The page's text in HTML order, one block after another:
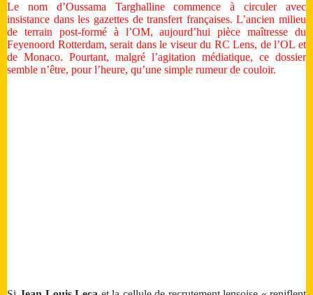
Le nom d’Oussama Targhalline commence à circuler avec
insistance dans les gazettes de transfert françaises. L’ancien milieu
de terrain post-formé à l’OM, aujourd’hui pièce maîtresse du
Feyenoord Rotterdam, serait dans le viseur du RC Lens, de l’OL et
de Monaco. Pourtant, malgré l’agitation médiatique, ce dossier
semble n’être, pour l’heure, qu’une simple rumeur de couloir.